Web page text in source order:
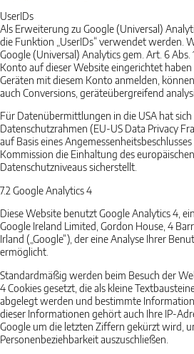
UserIDs
Als Erweiterung zu Google (Universal)
die Funktion „UserIDs“ verwendet werden.
Google (Universal) Analytics gem. Art. 6 Abs.
Konto auf dieser Website eingerichtet
Geräten mit diesem Konto anmelden,
auch Conversions, geräteübergreifend
Für Datenübermittlungen in die USA hat
Datenschutzrahmen (EU-US Data Privacy
auf Basis eines
Kommission die Einhaltung des europäischen
Datenschutzniveaus sicherstellt.
7.2 Google Analytics 4
Diese Website benutzt Google Analytics 4,
Google Ireland Limited, Gordon House, 4
Irland („Google“), der eine Analyse Ihrer
ermöglicht.
Standardmäßig werden beim Besuch der
4 Cookies gesetzt, die als kleine
abgelegt werden und bestimmte
dieser Informationen gehört auch Ihre IP-
Google um die letzten Ziffern gekürzt wird,
Personenbeziehbarkeit auszuschließen.